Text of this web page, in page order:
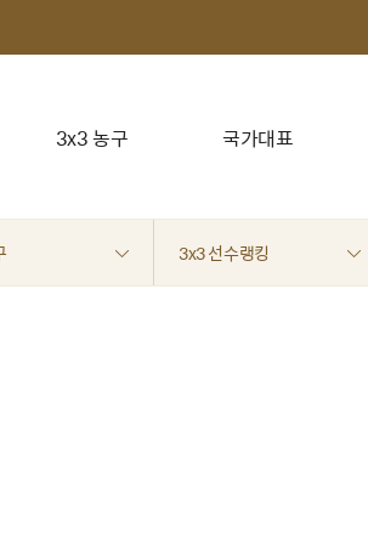
3x3 농구 국가대표
3x3 선수랭킹